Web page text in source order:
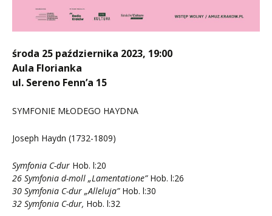
środa 25 października 2023, 19:00
Aula Florianka
ul. Sereno Fenn’a 15
SYMFONIE MŁODEGO HAYDNA
Joseph Haydn (1732-1809)
Symfonia C-dur Hob. l:20
26 Symfonia d-moll „Lamentatione”Hob. l:26
30 Symfonia C-dur „Alleluja”Hob. l:30
32 Symfonia C-dur, Hob. l:32